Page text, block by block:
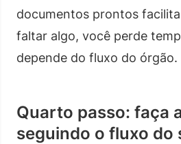
documentos prontos
faltar algo, você perde
depende do fluxo do órgão.
Quarto passo: faça
seguindo o fluxo do